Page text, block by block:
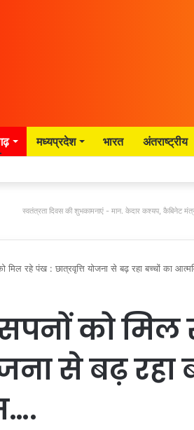
मध्यप्रदेश भारत अंतराष्ट्रीय
स्वतंत्रता दिवस की शुभकामनाएं - मान. केदार कश्यप, कैबिनेट
मिल रहे पंख : छात्रवृत्ति योजना से बढ़ रहा बच्चों का
को मिल
से बढ़ रहा